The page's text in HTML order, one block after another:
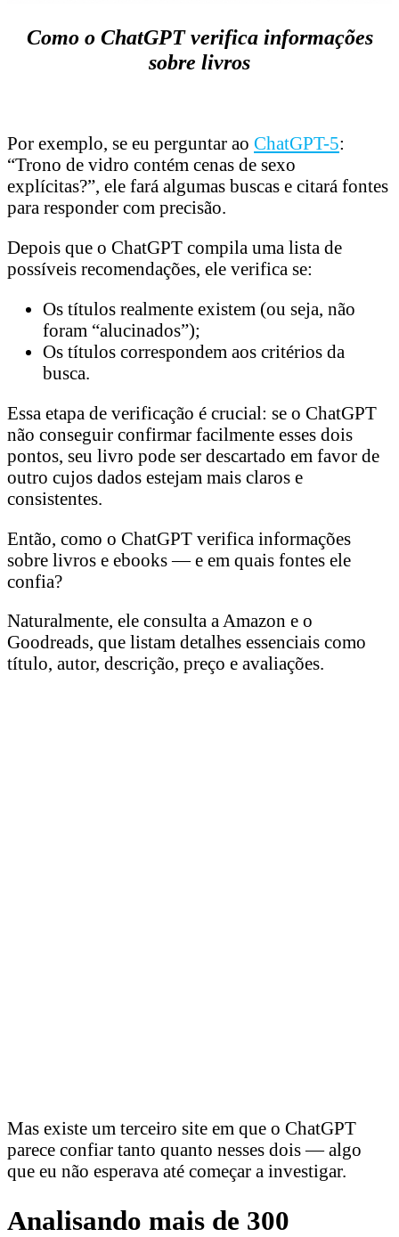
Como o ChatGPT verifica informações
sobre livros
Por exemplo, se eu perguntar ao ChatGPT-5:
“Trono de vidro contém cenas de sexo
explícitas?”, ele fará algumas buscas e citará fontes
para responder com precisão.
Depois que o ChatGPT compila uma lista de
possíveis recomendações, ele verifica se:
Os títulos realmente existem (ou seja, não
foram “alucinados”);
Os títulos correspondem aos critérios da
busca.
Essa etapa de verificação é crucial: se o ChatGPT
não conseguir confirmar facilmente esses dois
pontos, seu livro pode ser descartado em favor de
outro cujos dados estejam mais claros e
consistentes.
Então, como o ChatGPT verifica informações
sobre livros e ebooks — e em quais fontes ele
confia?
Naturalmente, ele consulta a Amazon e o
Goodreads, que listam detalhes essenciais como
título, autor, descrição, preço e avaliações.
Mas existe um terceiro site em que o ChatGPT
parece confiar tanto quanto nesses dois — algo
que eu não esperava até começar a investigar.
Analisando mais de 300